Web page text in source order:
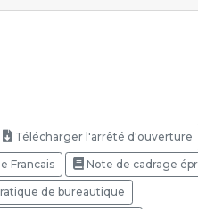
Télécharger l'arrêté d'ouverture
Francais Note de cadrage
de bureautique